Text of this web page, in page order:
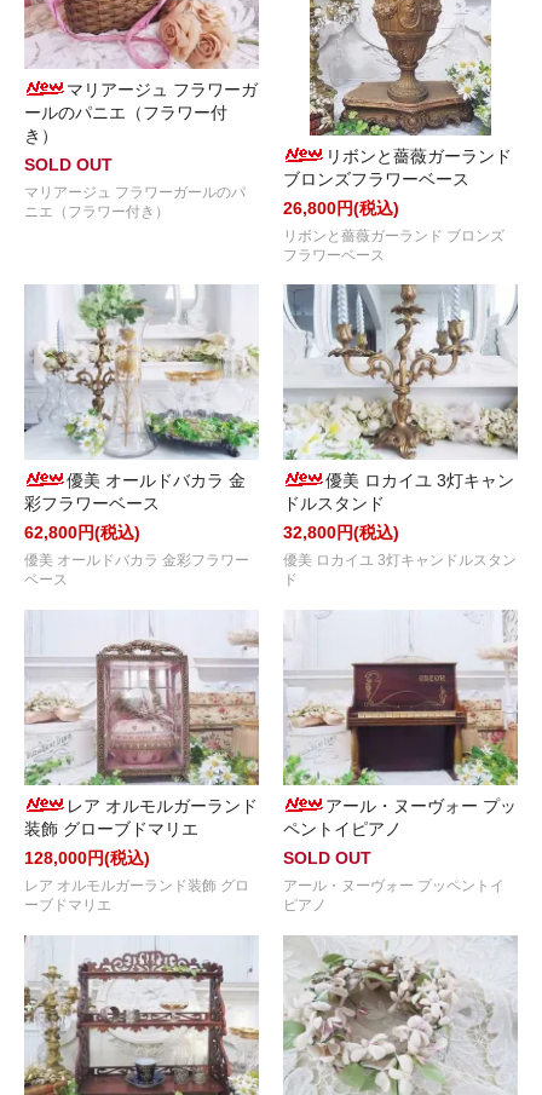
マリアージュ フラワーガ
ールのパニエ（フラワー付
き）
SOLD OUT
マリアージュ フラワーガールのパ
ニエ（フラワー付き）
リボンと薔薇ガーランド
ブロンズフラワーベース
26,800円(税込)
リボンと薔薇ガーランド ブロンズ
フラワーベース
優美 オールドバカラ 金
彩フラワーベース
62,800円(税込)
優美 オールドバカラ 金彩フラワー
ベース
優美 ロカイユ 3灯キャン
ドルスタンド
32,800円(税込)
優美 ロカイユ 3灯キャンドルスタン
ド
レア オルモルガーランド
装飾 グローブドマリエ
128,000円(税込)
レア オルモルガーランド装飾 グロ
ーブドマリエ
アール・ヌーヴォー プッ
ペントイピアノ
SOLD OUT
アール・ヌーヴォー プッペントイ
ピアノ